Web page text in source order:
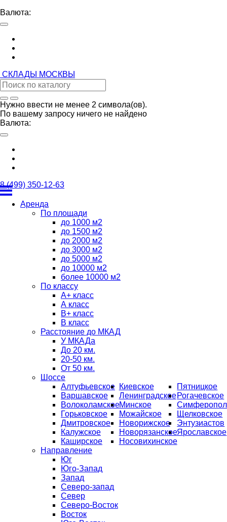
Валюта:
СКЛАДЫ МОСКВЫ
Нужно ввести не менее 2 символа(ов).
По вашему запросу ничего не найдено
Валюта:
8 (499) 350-12-63
Аренда
По площади
до 1000 м2
до 1500 м2
до 2000 м2
до 3000 м2
до 5000 м2
до 10000 м2
более 10000 м2
По классу
А+ класс
А класс
B+ класс
В класс
Расстояние до МКАД
У МКАДа
До 20 км.
20-50 км.
От 50 км.
Шоссе
Алтуфьевское
Варшавское
Волоколамское
Горьковское
Дмитровское
Калужское
Каширское
Киевское
Ленинградское
Минское
Можайское
Новорижское
Новорязанское
Носовихинское
Пятницкое
Рогачевское
Щелковское
Энтузиастов
Ярославское
Направление
Юг
Юго-Запад
Запад
Северо-запад
Север
Северо-Восток
Восток